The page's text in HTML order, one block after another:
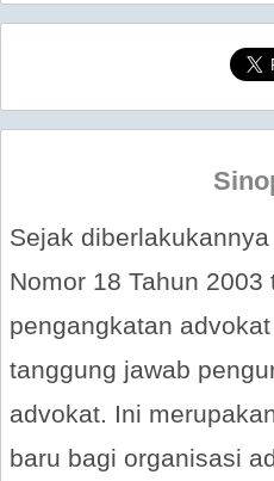
Sejak
Nomor 18 Tahun 2003
pengangkatan
tanggung jawab
advokat. Ini
baru bagi organisasi